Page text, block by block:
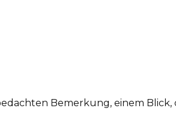
Bemerkung, einem Blick,